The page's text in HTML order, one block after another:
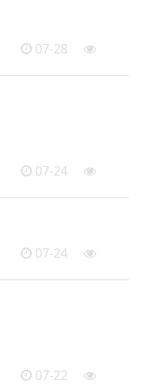
07-28
07-24
07-24
07-22